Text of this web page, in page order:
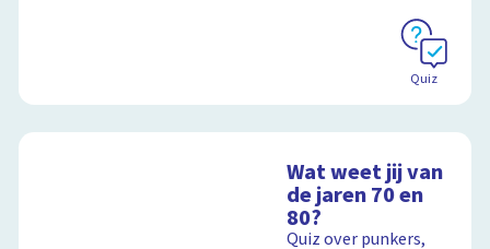
Quiz
Wat weet jij van
de jaren 70 en
80?
Quiz over punkers,